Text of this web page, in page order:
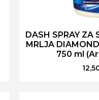
DASH SPRAY ZA
MRLJA
750 ml